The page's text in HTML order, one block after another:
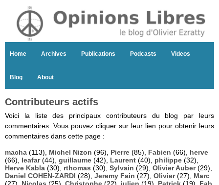
Home Archives Publications Podcasts Videos
Blog About
Contributeurs actifs
Voici la liste des principaux contributeurs du blog par leurs
commentaires. Vous pouvez cliquer sur leur lien pour obtenir leurs
commentaires dans cette page :
macha (113), Michel Nizon (96), Pierre (85), Fabien (66), herve
(66), leafar(44), guillaume (42), Laurent (40), philippe (32),
Herve Kabla (30), rthomas (30), Sylvain (29), Olivier Auber(29),
Daniel COHEN-ZARDI (28), Jeremy Fain (27), Olivier(27), Marc